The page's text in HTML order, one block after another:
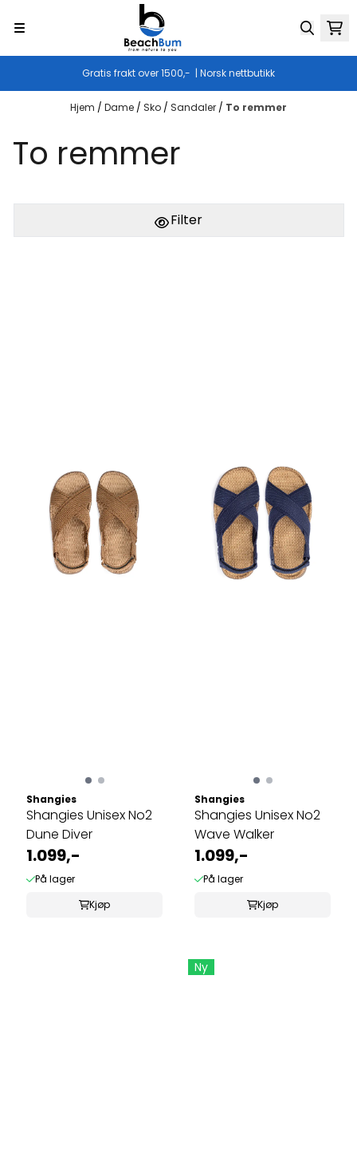
Gratis frakt over 1500,- | Norsk nettbutikk
Hjem / Dame / Sko / Sandaler / To remmer
To remmer
Filter
Shangies
Shangies Unisex No2
Dune Diver
1.099,-
På lager
Kjøp
Shangies
Shangies Unisex No2
Wave Walker
1.099,-
På lager
Kjøp
Ny